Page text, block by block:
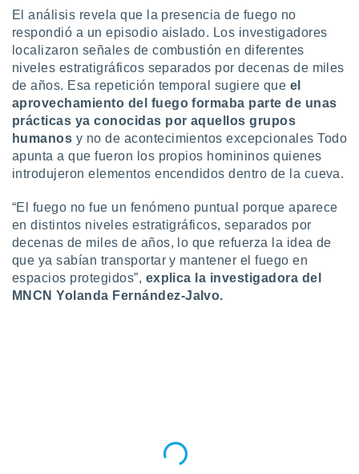
un
o acceder
datos
perfiles
utilizar
crear un
uso de
la
contenido
medir el
de la
El análisis revela que la presencia de fuego no
respondió a un episodio aislado. Los investigadores
localizaron señales de combustión en diferentes
niveles estratigráficos separados por decenas de miles
de años. Esa repetición temporal sugiere que el
aprovechamiento del fuego formaba parte de unas
prácticas ya conocidas por aquellos grupos
humanos y no de acontecimientos excepcionales Todo
apunta a que fueron los propios homininos quienes
introdujeron elementos encendidos dentro de la cueva.
“El fuego no fue un fenómeno puntual porque aparece
en distintos niveles estratigráficos, separados por
decenas de miles de años, lo que refuerza la idea de
que ya sabían transportar y mantener el fuego en
espacios protegidos”, explica la investigadora del
MNCN Yolanda Fernández-Jalvo.